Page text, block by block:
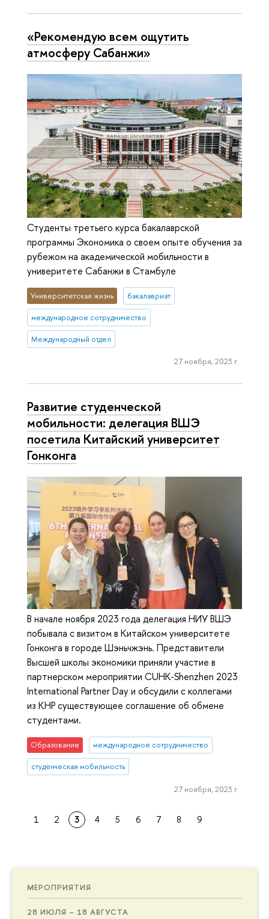
МЕРОПРИЯТИЯ
28 ИЮЛЯ – 18 АВГУСТА
«Рекомендую всем ощутить
атмосферу Сабанжи»
Студенты третьего курса бакалаврской
программы Экономика о своем опыте обучения за
рубежом на академической мобильности в
универитете Сабанжи в Стамбуле
Университетская жизнь бакалавриат
международное сотрудничество
Международный отдел
27 ноября, 2023 г.
Развитие студенческой
мобильности: делегация ВШЭ
посетила Китайский университет
Гонконга
В начале ноября 2023 года делегация НИУ ВШЭ
побывала с визитом в Китайском университете
Гонконга в городе Шэньчжэнь. Представители
Высшей школы экономики приняли участие в
партнерском мероприятии CUHK-Shenzhen 2023
International Partner Day и обсудили с коллегами
из КНР существующее соглашение об обмене
студентами.
Образование международное сотрудничество
студенческая мобильность
27 ноября, 2023 г.
1 2 3 4 5 6 7 8 9